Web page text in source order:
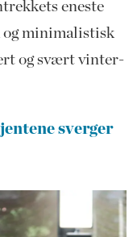
eneste
og minimalistisk
og svært vinter-
sverger